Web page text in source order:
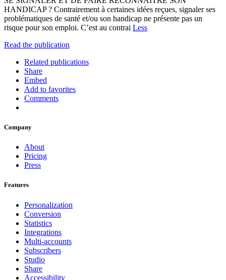
HANDICAP ? Contrairement à certaines idées reçues, signaler ses
problématiques de santé et/ou son handicap ne présente pas un
risque pour son emploi. C’est au contrai Less
Read the publication
Related publications
Share
Embed
Add to favorites
Comments
Company
About
Pricing
Press
Features
Personalization
Conversion
Statistics
Integrations
Multi-accounts
Subscribers
Studio
Share
Accessibility